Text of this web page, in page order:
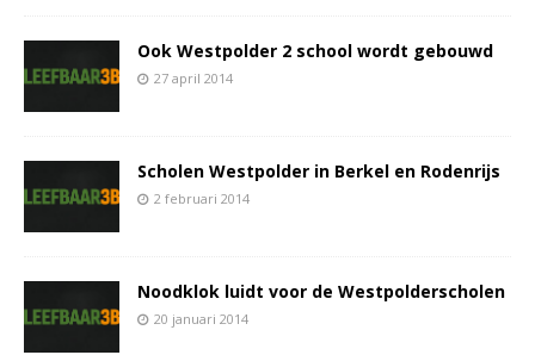
Ook Westpolder 2 school wordt gebouwd
27 april 2014
Scholen Westpolder in Berkel en Rodenrijs
2 februari 2014
Noodklok luidt voor de Westpolderscholen
20 januari 2014